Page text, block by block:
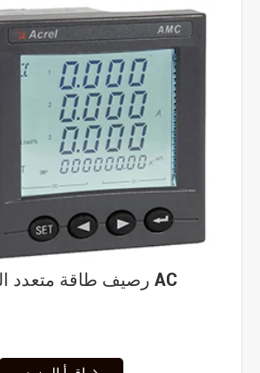
رصيف طاقة متعدد الوظائف AC